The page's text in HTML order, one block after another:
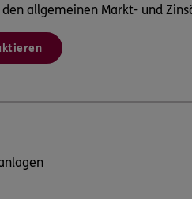
allgemeinen Markt- und